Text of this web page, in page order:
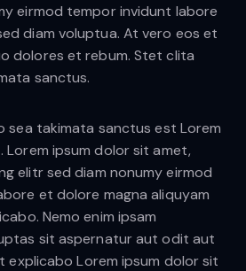
eirmod tempor invidunt labore
diam voluptua. At vero eos et
dolores et rebum. Stet clita
sanctus.
sea takimata sanctus est Lorem
Lorem ipsum dolor sit amet,
elitr sed diam nonumy eirmod
et dolore magna aliquyam
Nemo enim ipsam
sit aspernatur aut odit aut
explicabo Lorem ipsum dolor sit